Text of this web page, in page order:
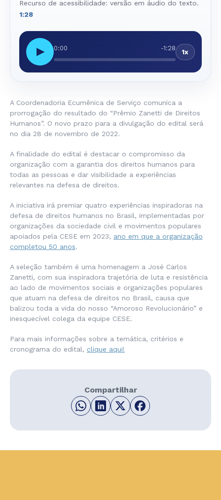
Recurso de acessibilidade: versão em áudio do texto.
1:28
▶ 0:00 -1:28 1x
A Coordenadoria Ecumênica de Serviço comunica a
prorrogação do resultado do “Prêmio Zanetti de Direitos
Humanos”. O novo prazo para a divulgação do edital será
no dia 28 de novembro de 2022.
A finalidade do edital é destacar o compromisso da
organização com a garantia dos direitos humanos para
todas as pessoas e dar visibilidade a experiências
relevantes na defesa de direitos.
A iniciativa irá premiar quatro experiências inspiradoras na
defesa de direitos humanos no Brasil, implementadas por
organizações da sociedade civil e movimentos populares
apoiados pela CESE em 2023, ano em que a organização
completou 50 anos.
A seleção também é uma homenagem a José Carlos
Zanetti, com sua inspiradora trajetória de luta e resistência
ao lado de movimentos sociais e organizações populares
que atuam na defesa de direitos no Brasil, causa que
balizou toda a vida do nosso “Amoroso Revolucionário” e
inesquecível colega da equipe CESE.
Para mais informações sobre a temática, critérios e
cronograma do edital, clique aqui!
Compartilhar